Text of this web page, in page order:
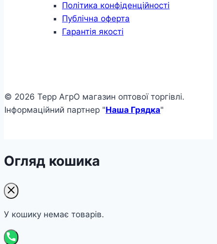
Політика конфіденційності
Публічна оферта
Гарантія якості
© 2026 Терр АгрО магазин оптової торгівлі.
Інформаційний партнер "Наша Грядка"
Огляд кошика
У кошику немає товарів.